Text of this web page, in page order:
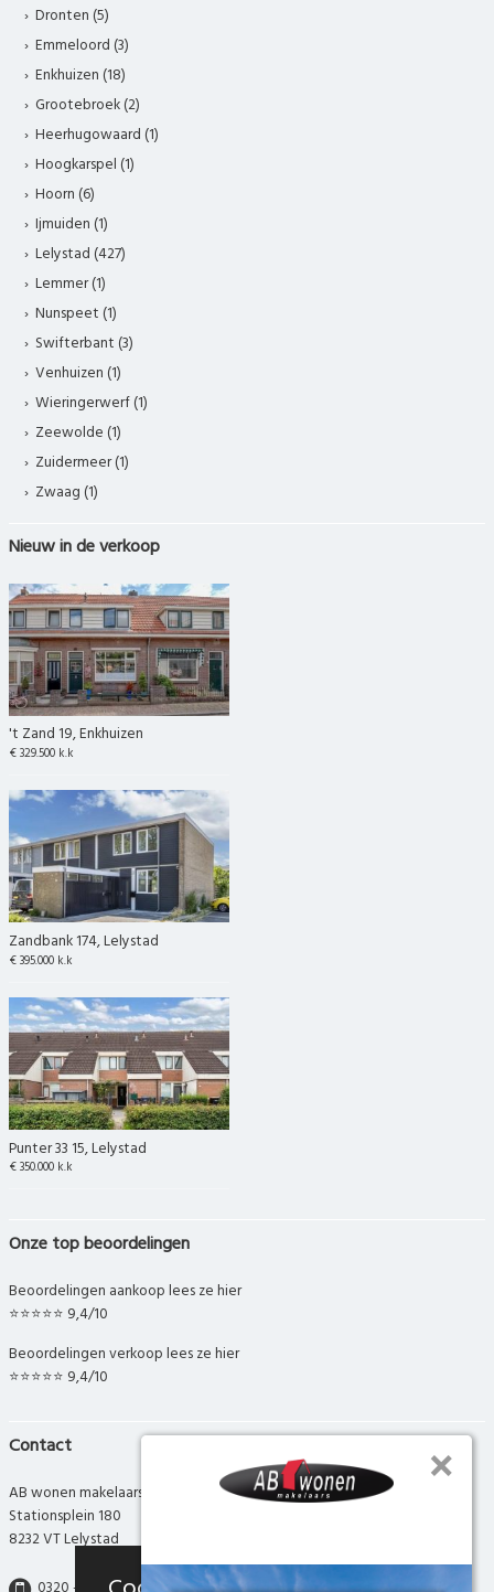
Dronten (5)
Emmeloord (3)
Enkhuizen (18)
Grootebroek (2)
Heerhugowaard (1)
Hoogkarspel (1)
Hoorn (6)
Ijmuiden (1)
Lelystad (427)
Lemmer (1)
Nunspeet (1)
Swifterbant (3)
Venhuizen (1)
Wieringerwerf (1)
Zeewolde (1)
Zuidermeer (1)
Zwaag (1)
Nieuw in de verkoop
't Zand 19, Enkhuizen
€ 329.500 k.k
Zandbank 174, Lelystad
€ 395.000 k.k
Punter 33 15, Lelystad
€ 350.000 k.k
Onze top beoordelingen
Beoordelingen aankoop lees ze hier
⭐⭐⭐⭐⭐ 9,4/10
Beoordelingen verkoop lees ze hier
⭐⭐⭐⭐⭐ 9,4/10
Contact
AB wonen makelaars
Stationsplein 180
8232 VT Lelystad